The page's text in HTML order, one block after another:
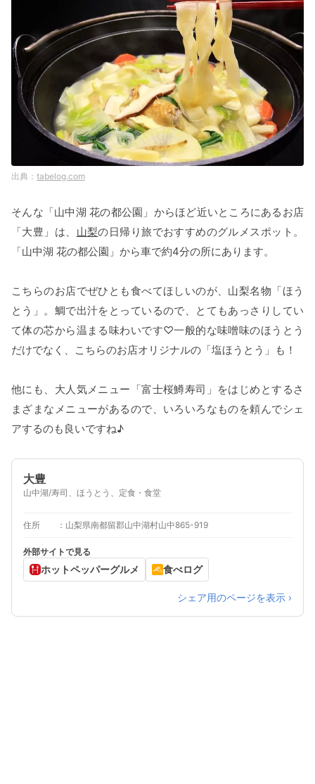
tabelog.com
そんな「山中湖 花の都公園」からほど近いところにあるお店
「大豊」は、 山梨の日帰り旅でおすすめのグルメスポット。
「山中湖 花の都公園」から車で約4分の所にあります。
こちらのお店でぜひとも食べてほしいのが、山梨名物「ほう
とう」。鯛で出汁をとっているので、とてもあっさりしてい
て体の芯から温まる味わいです♡一般的な味噌味のほうとう
だけでなく、こちらのお店オリジナルの「塩ほうとう」も！
他にも、大人気メニュー「富士桜鱒寿司」をはじめとするさ
まざまなメニューがあるので、いろいろなものを頼んでシェ
アするのも良いですね♪
大豊
山中湖/寿司、ほうとう、定食・食堂
住所 山梨県南都留郡山中湖村山中865-919
外部サイトで見る
ホットペッパーグルメ 食べログ
シェア用のページを表示 ›